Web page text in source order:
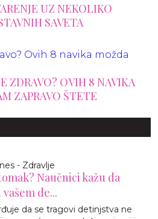
UZ NEKOLIKO
SAVETA
ZDRAVO? OVIH 8 NAVIKA
ZAPRAVO ŠTETE
- Zdravlje
Naučnici kažu da
de...
da se tragovi detinjstva ne